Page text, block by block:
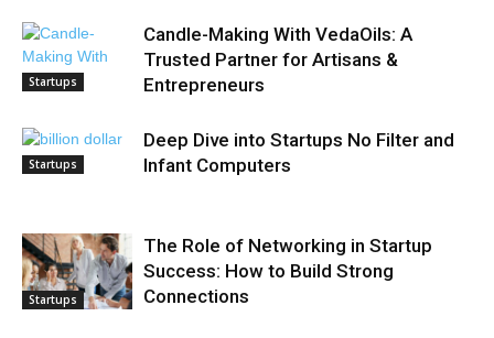
Startups
Candle-Making With VedaOils: A
Trusted Partner for Artisans &
Entrepreneurs
Startups
Deep Dive into Startups No Filter and
Infant Computers
Startups
The Role of Networking in Startup
Success: How to Build Strong
Connections